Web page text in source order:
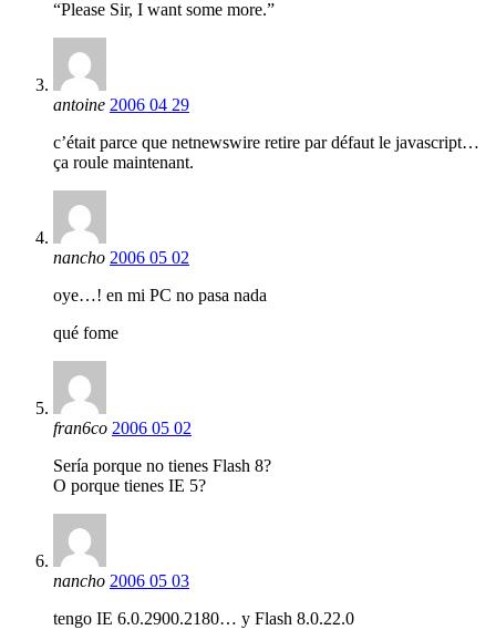
“Please Sir, I want some more.”
antoine 2006 04 29
c’était parce que netnewswire retire par défaut le javascript…
ça roule maintenant.
nancho 2006 05 02
oye…! en mi PC no pasa nada
qué fome
fran6co 2006 05 02
Sería porque no tienes Flash 8?
O porque tienes IE 5?
nancho 2006 05 03
tengo IE 6.0.2900.2180… y Flash 8.0.22.0